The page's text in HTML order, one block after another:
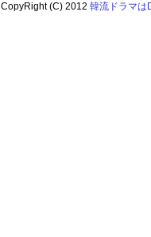
CopyRight (C) 2012韓流ドラマは